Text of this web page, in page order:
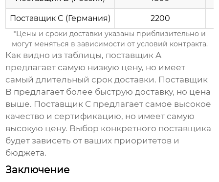
Поставщик C (Германия) 2200
*Цены и сроки доставки указаны приблизительно и
могут меняться в зависимости от условий контракта.
Как видно из таблицы, поставщик A
предлагает самую низкую цену, но имеет
самый длительный срок доставки. Поставщик
B предлагает более быструю доставку, но цена
выше. Поставщик C предлагает самое высокое
качество и сертификацию, но имеет самую
высокую цену. Выбор конкретного поставщика
будет зависеть от ваших приоритетов и
бюджета.
Заключение